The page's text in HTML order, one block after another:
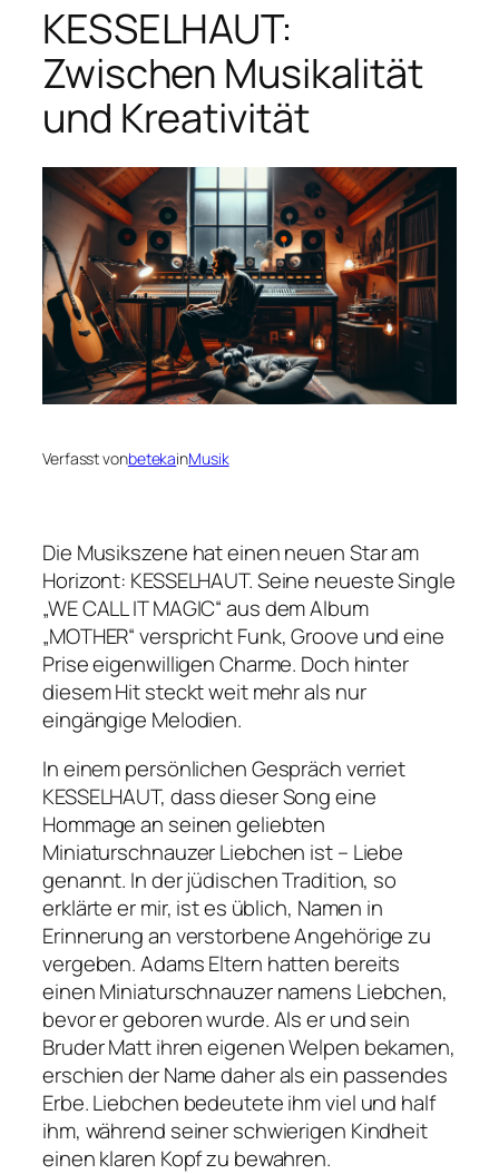
KESSELHAUT:
Zwischen Musikalität
und Kreativität
Verfasst vonbetekainMusik
Die Musikszene hat einen neuen Star am
Horizont: KESSELHAUT. Seine neueste Single
„WE CALL IT MAGIC“ aus dem Album
„MOTHER“ verspricht Funk, Groove und eine
Prise eigenwilligen Charme. Doch hinter
diesem Hit steckt weit mehr als nur
eingängige Melodien.
In einem persönlichen Gespräch verriet
KESSELHAUT, dass dieser Song eine
Hommage an seinen geliebten
Miniaturschnauzer Liebchen ist – Liebe
genannt. In der jüdischen Tradition, so
erklärte er mir, ist es üblich, Namen in
Erinnerung an verstorbene Angehörige zu
vergeben. Adams Eltern hatten bereits
einen Miniaturschnauzer namens Liebchen,
bevor er geboren wurde. Als er und sein
Bruder Matt ihren eigenen Welpen bekamen,
erschien der Name daher als ein passendes
Erbe. Liebchen bedeutete ihm viel und half
ihm, während seiner schwierigen Kindheit
einen klaren Kopf zu bewahren.